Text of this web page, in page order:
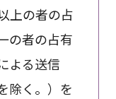
上の者の占
の者の占有
よる送信
除く。）を